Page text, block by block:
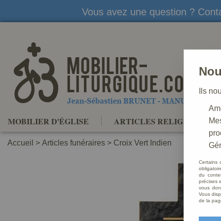
Vous avez une question ?
MOBILIER D'ÉGLISE ARTICLES RELIGIEUX
Accueil > Articles funéraires > Croix Vert Indien
Ils
Certains
du
précises
vous
Vous
de la